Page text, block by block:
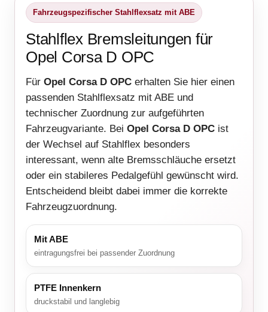
Fahrzeugspezifischer Stahlflexsatz mit ABE
Stahlflex Bremsleitungen für
Opel Corsa D OPC
Für Opel Corsa D OPC erhalten Sie hier einen
passenden Stahlflexsatz mit ABE und
technischer Zuordnung zur aufgeführten
Fahrzeugvariante. Bei Opel Corsa D OPC ist
der Wechsel auf Stahlflex besonders
interessant, wenn alte Bremsschläuche ersetzt
oder ein stabileres Pedalgefühl gewünscht wird.
Entscheidend bleibt dabei immer die korrekte
Fahrzeugzuordnung.
Mit ABE
eintragungsfrei bei passender Zuordnung
PTFE Innenkern
druckstabil und langlebig